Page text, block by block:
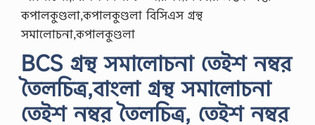
কপালকুণ্ডলা,কপালকুণ্ডলা বিসিএস গ্রন্থ
সমালোচনা,কপালকুণ্ডলা
BCS গ্রন্থ সমালোচনা তেইশ নম্বর
তৈলচিত্র,বাংলা গ্রন্থ সমালোচনা
তেইশ নম্বর তৈলচিত্র, তেইশ নম্বর